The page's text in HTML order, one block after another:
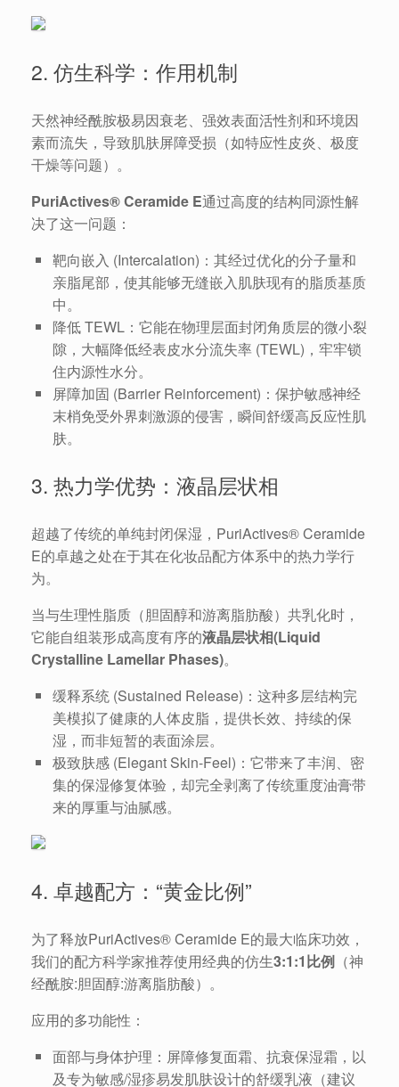
2. 仿生科学：作用机制
天然神经酰胺极易因衰老、强效表面活性剂和环境因
素而流失，导致肌肤屏障受损（如特应性皮炎、极度
干燥等问题）。
PuriActives® Ceramide E通过高度的结构同源性解
决了这一问题：
靶向嵌入 (Intercalation)：其经过优化的分子量和
亲脂尾部，使其能够无缝嵌入肌肤现有的脂质基质
中。
降低 TEWL：它能在物理层面封闭角质层的微小裂
隙，大幅降低经表皮水分流失率 (TEWL)，牢牢锁
住内源性水分。
屏障加固 (Barrier Reinforcement)：保护敏感神经
末梢免受外界刺激源的侵害，瞬间舒缓高反应性肌
肤。
3. 热力学优势：液晶层状相
超越了传统的单纯封闭保湿，PuriActives® Ceramide
E的卓越之处在于其在化妆品配方体系中的热力学行
为。
当与生理性脂质（胆固醇和游离脂肪酸）共乳化时，
它能自组装形成高度有序的液晶层状相(Liquid
Crystalline Lamellar Phases)。
缓释系统 (Sustained Release)：这种多层结构完
美模拟了健康的人体皮脂，提供长效、持续的保
湿，而非短暂的表面涂层。
极致肤感 (Elegant Skin-Feel)：它带来了丰润、密
集的保湿修复体验，却完全剥离了传统重度油膏带
来的厚重与油腻感。
4. 卓越配方：“黄金比例”
为了释放PuriActives® Ceramide E的最大临床功效，
我们的配方科学家推荐使用经典的仿生3:1:1比例 （神
经酰胺:胆固醇:游离脂肪酸）。
应用的多功能性：
面部与身体护理：屏障修复面霜、抗衰保湿霜，以
及专为敏感/湿疹易发肌肤设计的舒缓乳液（建议